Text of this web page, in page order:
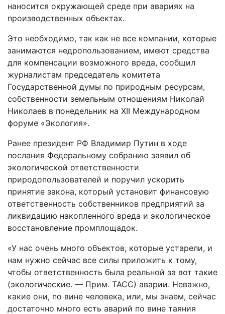
наносится окружающей среде при авариях на
производственных объектах.
Это необходимо, так как не все компании, которые
занимаются недропользованием, имеют средства
для компенсации возможного вреда, сообщил
журналистам председатель комитета
Государственной думы по природным ресурсам,
собственности земельным отношениям Николай
Николаев в понедельник на XII Международном
форуме «Экология».
Ранее президент РФ Владимир Путин в ходе
послания Федеральному собранию заявил об
экологической ответственности
природопользователей и поручил ускорить
принятие закона, который установит финансовую
ответственность собственников предприятий за
ликвидацию накопленного вреда и экологическое
восстановление промплощадок.
«У нас очень много объектов, которые устарели, и
нам нужно сейчас все силы приложить к тому,
чтобы ответственность была реальной за вот такие
(экологические. — Прим. ТАСС) аварии. Неважно,
какие они, по вине человека, или, мы знаем, сейчас
достаточно много есть аварий по вине таяния